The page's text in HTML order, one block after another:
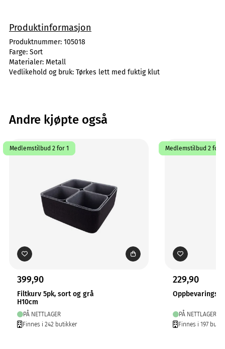
Produktinformasjon
Produktnummer: 105018
Farge: Sort
Materialer: Metall
Vedlikehold og bruk: Tørkes lett med fuktig klut
Andre kjøpte også
Medlemstilbud 2 for 1
399,90
Filtkurv 5pk, sort og grå
H10cm
PÅ NETTLAGER
Finnes i 242 butikker
Medlemstilbud 2 for 1
229,90
PÅ NETTLAGER
Finnes i 197